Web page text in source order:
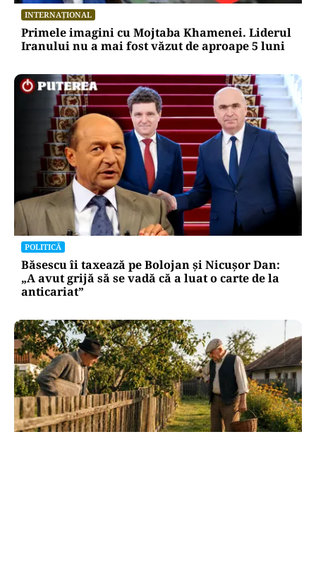
INTERNAȚIONAL
Primele imagini cu Mojtaba Khamenei. Liderul
Iranului nu a mai fost văzut de aproape 5 luni
POLITICĂ
Băsescu îi taxează pe Bolojan și Nicușor Dan:
„A avut grijă să se vadă că a luat o carte de la
anticariat”